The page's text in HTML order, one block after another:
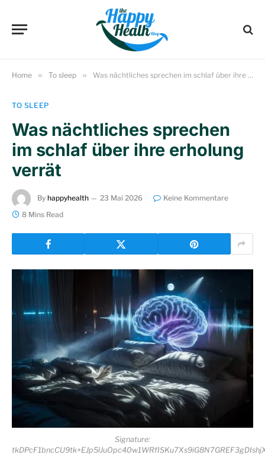
Home » To sleep » Was nächtliches sprechen im schlaf über ihre erholung verrät
TO SLEEP
Was nächtliches sprechen
im schlaf über ihre erholung
verrät
By happyhealth 23 Mai 2026
Keine Kommentare
8 Mins Read
Signature: